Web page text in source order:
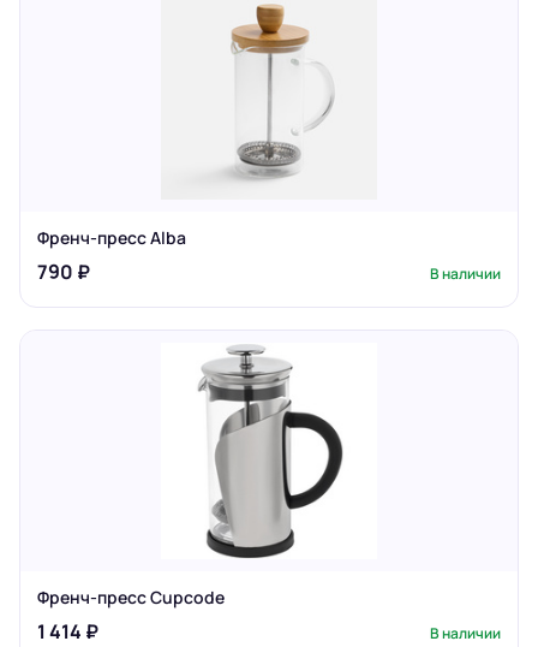
Френч-пресс Alba
790 ₽ В наличии
Френч-пресс Cupcode
1 414 ₽ В наличии